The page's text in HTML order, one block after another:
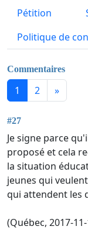
Pétition
Politique de
Commentaires
1 2 »
#27
Je signe parce
proposé et cela
la situation
jeunes qui
qui attendent les
(Québec, 2017-